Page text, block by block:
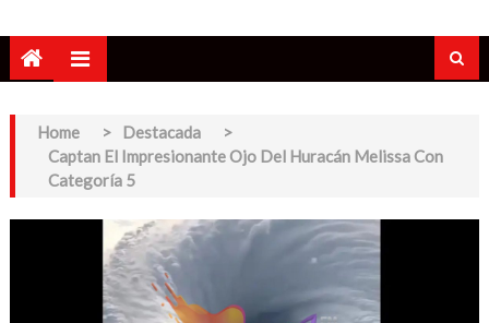
Home > Destacada
>
Captan El Impresionante Ojo Del Huracán Melissa Con
Categoría 5